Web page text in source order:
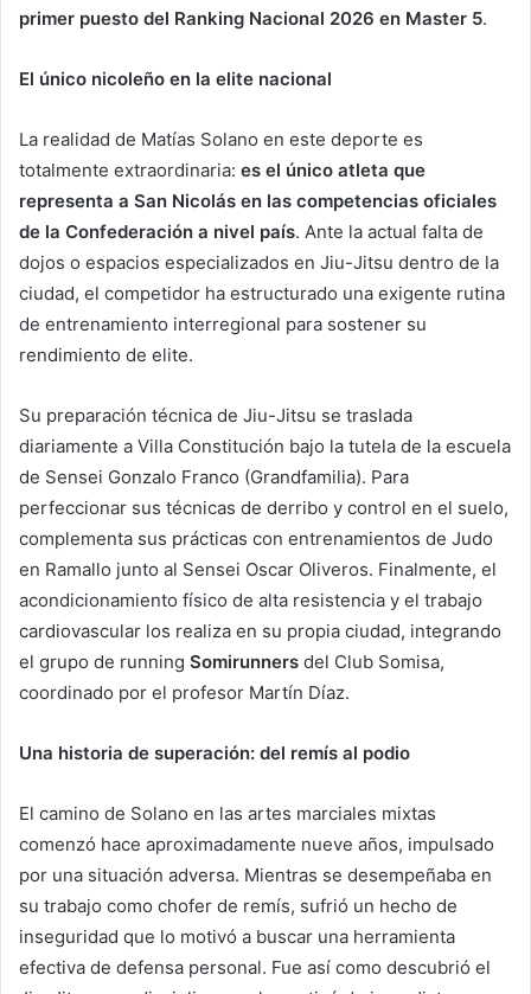
primer puesto del Ranking Nacional 2026 en Master 5.
El único nicoleño en la elite nacional
La realidad de Matías Solano en este deporte es
totalmente extraordinaria: es el único atleta que
representa a San Nicolás en las competencias oficiales
de la Confederación a nivel país. Ante la actual falta de
dojos o espacios especializados en Jiu-Jitsu dentro de la
ciudad, el competidor ha estructurado una exigente rutina
de entrenamiento interregional para sostener su
rendimiento de elite.
Su preparación técnica de Jiu-Jitsu se traslada
diariamente a Villa Constitución bajo la tutela de la escuela
de Sensei Gonzalo Franco (Grandfamilia). Para
perfeccionar sus técnicas de derribo y control en el suelo,
complementa sus prácticas con entrenamientos de Judo
en Ramallo junto al Sensei Oscar Oliveros. Finalmente, el
acondicionamiento físico de alta resistencia y el trabajo
cardiovascular los realiza en su propia ciudad, integrando
el grupo de running Somirunners del Club Somisa,
coordinado por el profesor Martín Díaz.
Una historia de superación: del remís al podio
El camino de Solano en las artes marciales mixtas
comenzó hace aproximadamente nueve años, impulsado
por una situación adversa. Mientras se desempeñaba en
su trabajo como chofer de remís, sufrió un hecho de
inseguridad que lo motivó a buscar una herramienta
efectiva de defensa personal. Fue así como descubrió el